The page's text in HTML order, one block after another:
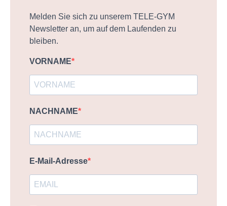
Melden Sie sich zu unserem TELE-GYM
Newsletter an, um auf dem Laufenden zu
bleiben.
VORNAME
NACHNAME
E-Mail-Adresse